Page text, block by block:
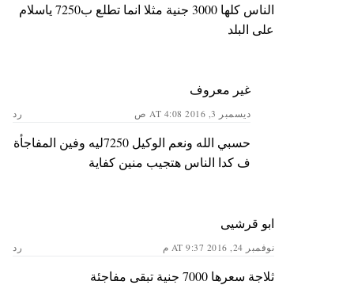
الناس كلها 3000 جنية مثلا انما تطلع ب7250 ياسلام
على البلد
غير معروف
ديسمبر 3, 2016 AT 4:08 ص رد
حسبي الله ونعم الوكيل 7250ليه وفين المفاجأة
ف كدا الناس هتجيب منين كفاية
ابو قرشيى
نوفمبر 24, 2016 AT 9:37 م رد
ثلاجة سعرها 7000 جنية تبقى مفاجئة